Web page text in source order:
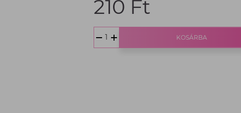
ár:
210 Ft
KOSÁRBA